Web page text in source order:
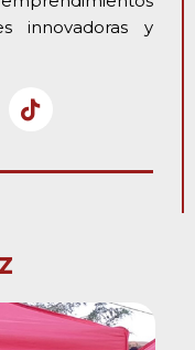
innovadoras y